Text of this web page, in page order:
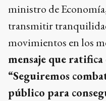
ministro de
transmitir
movimientos en los
mensaje que
“Seguiremos
público para